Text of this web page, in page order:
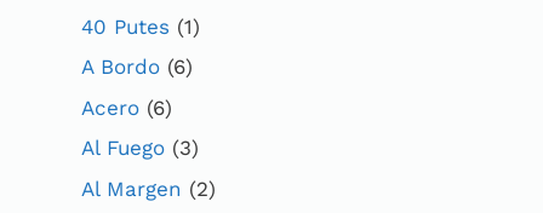
40 Putes (1)
A Bordo (6)
Acero (6)
Al Fuego (3)
Al Margen (2)